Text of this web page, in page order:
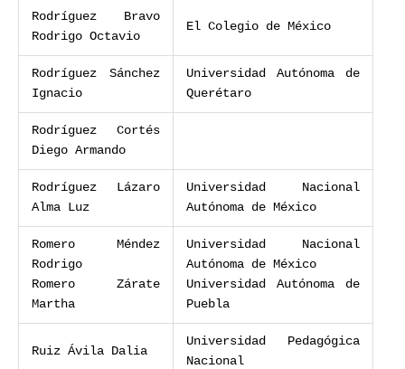
Rodríguez Bravo
Rodrigo Octavio
El Colegio de México
Rodríguez Sánchez
Ignacio
Universidad Autónoma de
Querétaro
Rodríguez Cortés
Diego Armando
Rodríguez Lázaro
Alma Luz
Universidad Nacional
Autónoma de México
Romero Méndez
Rodrigo
Romero Zárate
Martha
Universidad Nacional
Autónoma de México
Universidad Autónoma de
Puebla
Ruiz Ávila Dalia
Universidad Pedagógica
Nacional